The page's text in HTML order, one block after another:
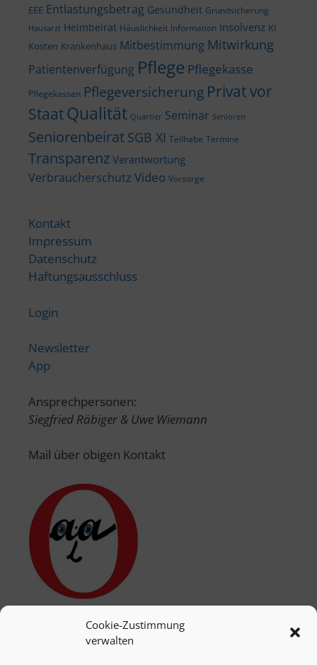
Cookie-Zustimmung
verwalten
EEE Entlastungsbetrag Gesundheit Grundsicherung
Hausarzt Heimbeirat Häuslichkeit Information Insolvenz KI
Kosten Krankenhaus Mitbestimmung Mitwirkung
Patientenverfügung Pflege Pflegekasse
Pflegekassen Pflegeversicherung Privat vor
StaatQualität Quartier Seminar Senioren
Seniorenbeirat SGB XI Teilhabe Termine
Transparenz Verantwortung
Verbraucherschutz Video Vorsorge
Kontakt
Impressum
Datenschutz
Haftungsausschluss
Login
Newsletter
App
Ansprechpersonen:
Siegfried Räbiger & Uwe Wiemann
Mail über obigen Kontakt